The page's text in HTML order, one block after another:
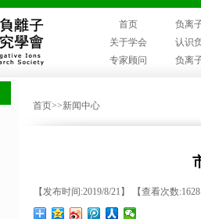
首页
负离
关于学会
认识
专家顾问
负离
首页>>新闻中心
【发布时间:2019/8/21】 【查看次数